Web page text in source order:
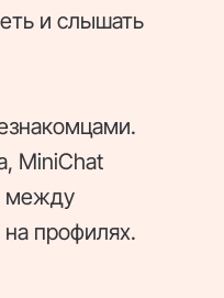
и слышать
MiniChat
между
профилях.